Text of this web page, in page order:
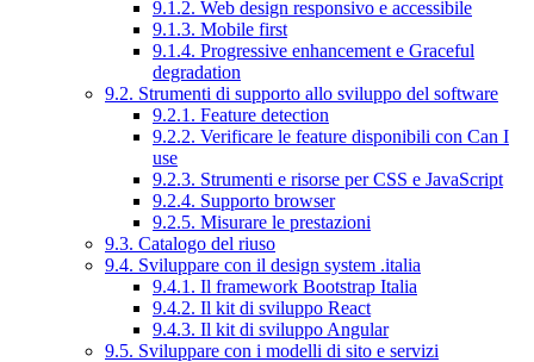
9.1.2. Web design responsivo e accessibile
9.1.3. Mobile first
9.1.4. Progressive enhancement e Graceful
degradation
9.2. Strumenti di supporto allo sviluppo del software
9.2.1. Feature detection
9.2.2. Verificare le feature disponibili con Can I
use
9.2.3. Strumenti e risorse per CSS e JavaScript
9.2.4. Supporto browser
9.2.5. Misurare le prestazioni
9.3. Catalogo del riuso
9.4. Sviluppare con il design system .italia
9.4.1. Il framework Bootstrap Italia
9.4.2. Il kit di sviluppo React
9.4.3. Il kit di sviluppo Angular
9.5. Sviluppare con i modelli di sito e servizi